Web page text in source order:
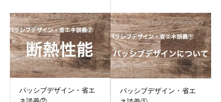
パッシブデザイン・省エ
パッシブデザイン・省エ